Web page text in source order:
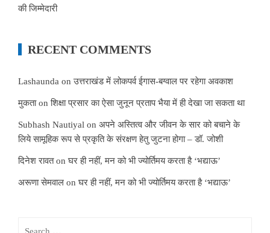
की जिम्मेदारी
RECENT COMMENTS
Lashaunda onउत्तराखंड में लोकपर्व ईगास-बग्वाल पर रहेगा अवकाश
मुकताonशिक्षा प्रसार का ऐसा जुनून प्रताप भैया में ही देखा जा सकता था
Subhash Nautiyal on अपने अस्तित्व और जीवन के सार को बचाने के
लिये सामूहिक रूप से प्रकृति के संरक्षण हेतु जुटना होगा – डॉ. जोशी
दिनेश रावतonघर ही नहीं, मन को भी ज्योर्तिमय करता है ‘भद्याऊ’
अरूणा सेमवाल onघर ही नहीं, मन को भी ज्योर्तिमय करता है ‘भद्याऊ’